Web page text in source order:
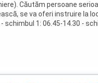
Căutăm persoane
se va oferi instruire la
schimbul 1: 06.45-14.30 -
6:30 ...